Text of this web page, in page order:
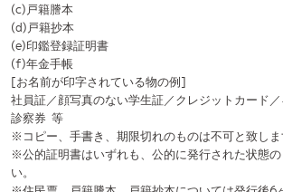
※公共料金請求書や各種郵便物の類は、お名前が印字されてい
と致します。
※マイナンバー通知カード(顔写真なし)は不可と致します。
※お名前が印字されている物のみでは、2点以上ご提示いただ
ットをお渡しすることはできません。
※保険証の貸し借りは法律で禁止されております。また、本人
の細工や偽造、偽造した本人確認書類の使用は全て犯罪行為
お取り置きチケットに係る個人情報の取り扱いについて
取得した個人情報はお取り置きチケット受付時のご本人様確認
のみ利用し、その他の目的では利用いたしません。法令上の根
き要求された場合及び特別な理由がある場合を除き、原則と
許可なく出場者を含む第三者に開示・提供することはありませ
た、個人情報が不要になった際は、遅滞なく、その情報を破